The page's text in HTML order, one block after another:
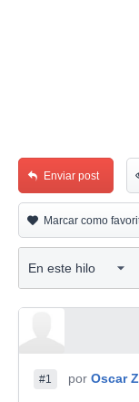
Enviar post
Marcar como
#1 por Oscar